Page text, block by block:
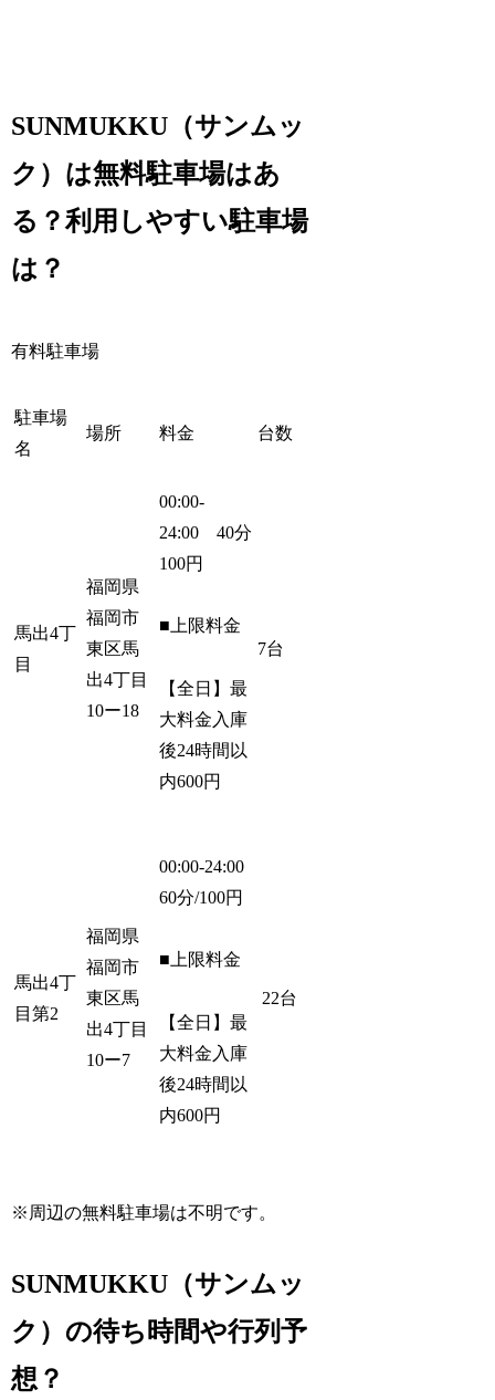
SUNMUKKU（サンムッ
ク）は無料駐車場はあ
る？利用しやすい駐車場
は？
有料駐車場
駐車場
名
場所 料金 台数
馬出4丁
目
福岡県
福岡市
東区馬
出4丁目
10ー18
00:00-
24:00 40分
100円
■上限料金
【全日】最
大料金入庫
後24時間以
内600円
7台
馬出4丁
目第2
福岡県
福岡市
東区馬
出4丁目
10ー7
00:00-24:00
60分/100円
■上限料金
【全日】最
大料金入庫
後24時間以
内600円
22台
※周辺の無料駐車場は不明です。
SUNMUKKU（サンムッ
ク）の待ち時間や行列予
想？